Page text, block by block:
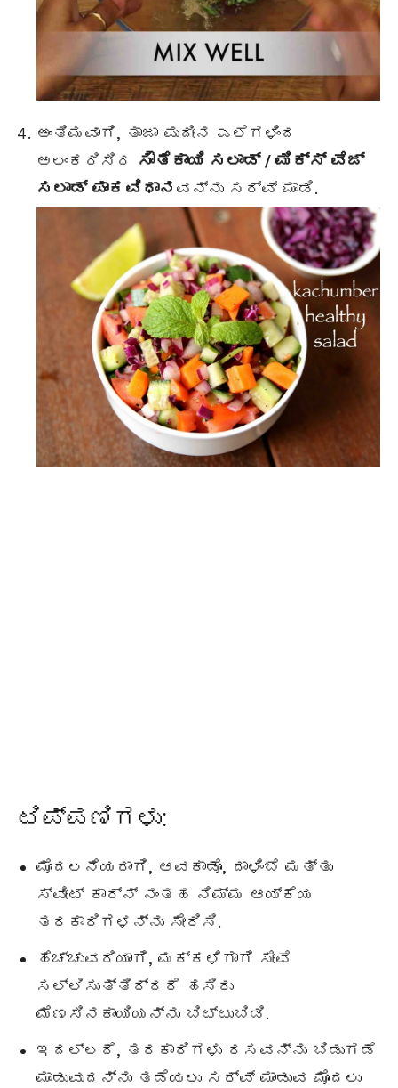
ಅಂತಿಮವಾಗಿ, ತಾಜಾ ಪುದೀನ ಎಲೆಗಳಿಂದ
ಅಲಂಕರಿಸಿದ ಸೌತೆಕಾಯಿ ಸಲಾಡ್ / ಮಿಕ್ಸ್ ವೆಜ್
ಸಲಾಡ್ ಪಾಕವಿಧಾನ ವನ್ನು ಸರ್ವ್ ಮಾಡಿ.
ಟಿಪ್ಪಣಿಗಳು:
ಮೊದಲನೆಯದಾಗಿ, ಆವಕಾಡೊ, ದಾಳಿಂಬೆ ಮತ್ತು
ಸ್ವೀಟ್ ಕಾರ್ನ್ ನಂತಹ ನಿಮ್ಮ ಆಯ್ಕೆಯ
ತರಕಾರಿಗಳನ್ನು ಸೇರಿಸಿ.
ಹೆಚ್ಚುವರಿಯಾಗಿ, ಮಕ್ಕಳಿಗಾಗಿ ಸೇವೆ
ಸಲ್ಲಿಸುತ್ತಿದ್ದರೆ ಹಸಿರು
ಮೆಣಸಿನಕಾಯಿಯನ್ನು ಬಿಟ್ಟುಬಿಡಿ.
ಇದಲ್ಲದೆ, ತರಕಾರಿಗಳು ರಸವನ್ನು ಬಿಡುಗಡೆ
ಮಾಡುವುದನ್ನು ತಡೆಯಲು ಸರ್ವ್ ಮಾಡುವ ಮೊದಲು